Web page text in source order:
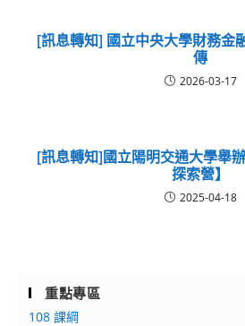
[訊息轉知] 國立中央大學財務金
傳
2026-03-17
[訊息轉知]國立陽明交通大學舉
探索營】
2025-04-18
重點專區
108 課綱